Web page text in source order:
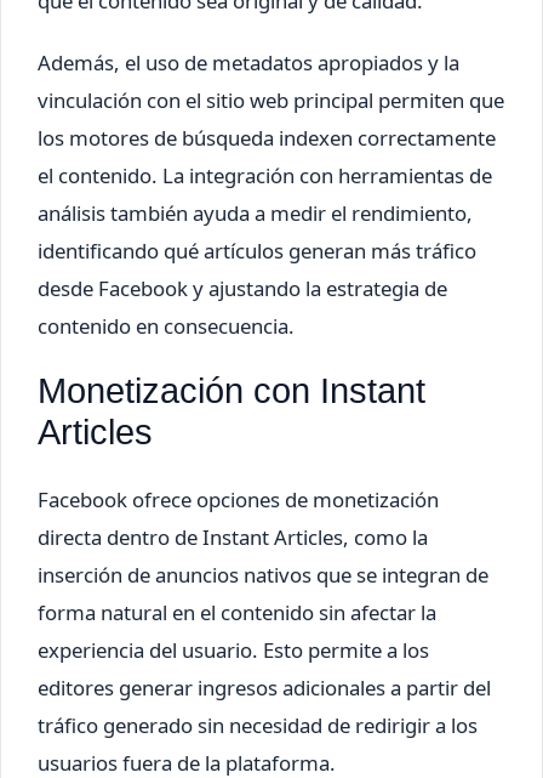
Además, el uso de metadatos apropiados y la
vinculación con el sitio web principal permiten que
los motores de búsqueda indexen correctamente
el contenido. La integración con herramientas de
análisis también ayuda a medir el rendimiento,
identificando qué artículos generan más tráfico
desde Facebook y ajustando la estrategia de
contenido en consecuencia.
Monetización con Instant
Articles
Facebook ofrece opciones de monetización
directa dentro de Instant Articles, como la
inserción de anuncios nativos que se integran de
forma natural en el contenido sin afectar la
experiencia del usuario. Esto permite a los
editores generar ingresos adicionales a partir del
tráfico generado sin necesidad de redirigir a los
usuarios fuera de la plataforma.